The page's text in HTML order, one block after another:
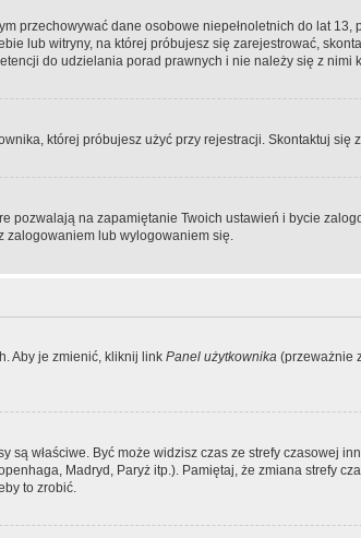
przechowywać dane osobowe niepełnoletnich do lat
lub witryny, na której próbujesz się zarejestrować,
do udzielania porad prawnych i nie należy się z nimi
której próbujesz użyć przy rejestracji. Skontaktuj
pozwalają na zapamiętanie Twoich ustawień i bycie
zalogowaniem lub wylogowaniem się.
Aby je zmienić, kliknij link Panel użytkownika (przeważnie
właściwe. Być może widzisz czas ze strefy czasowej
Madryd, Paryż itp.). Pamiętaj, że zmiana strefy
to zrobić.